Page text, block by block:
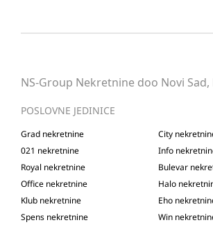
NS-Group Nekretnine doo Novi Sad,
POSLOVNE JEDINICE
Grad nekretnine
City
021 nekretnine
Info
Royal nekretnine
Bulevar
Office nekretnine
Halo
Klub nekretnine
Eho
Spens nekretnine
Win